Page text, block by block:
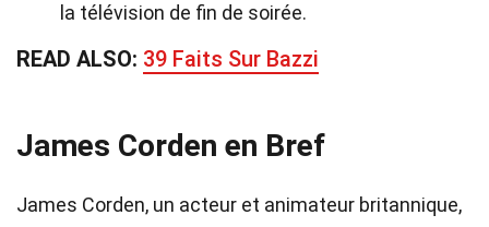
la télévision de fin de soirée.
READ ALSO: 39 Faits Sur Bazzi
James Corden en Bref
James Corden, un acteur et animateur britannique,